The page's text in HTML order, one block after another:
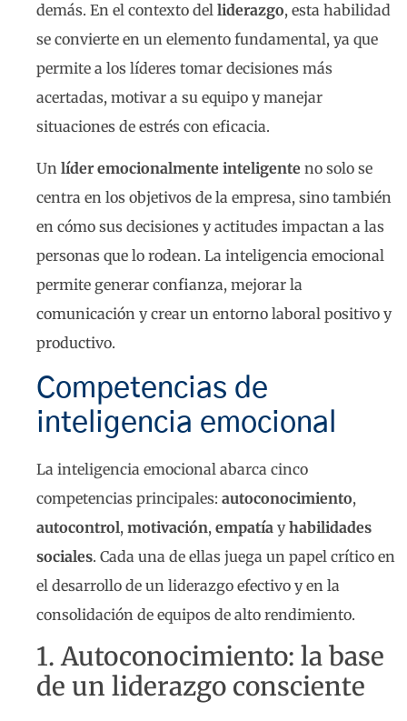
demás. En el contexto del liderazgo, esta habilidad
se convierte en un elemento fundamental, ya que
permite a los líderes tomar decisiones más
acertadas, motivar a su equipo y manejar
situaciones de estrés con eficacia.
Un líder emocionalmente inteligente no solo se
centra en los objetivos de la empresa, sino también
en cómo sus decisiones y actitudes impactan a las
personas que lo rodean. La inteligencia emocional
permite generar confianza, mejorar la
comunicación y crear un entorno laboral positivo y
productivo.
Competencias de
inteligencia emocional
La inteligencia emocional abarca cinco
competencias principales: autoconocimiento,
autocontrol, motivación, empatía yhabilidades
sociales. Cada una de ellas juega un papel crítico en
el desarrollo de un liderazgo efectivo y en la
consolidación de equipos de alto rendimiento.
1. Autoconocimiento: la base
de un liderazgo consciente